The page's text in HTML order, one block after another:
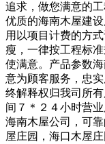
追求，做您满意的
优质的海南木屋建
用以项目计费的方
瘦，一律按工程标
使满意。产品参数
意为顾客服务，忠
终解释权归我司所
间７＊２４小时
海南木屋公司，可
屋庄园，海口木屋